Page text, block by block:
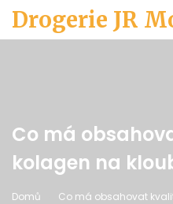
Drogerie JR
Co má
kolagen na
Domů Co má obsahovat